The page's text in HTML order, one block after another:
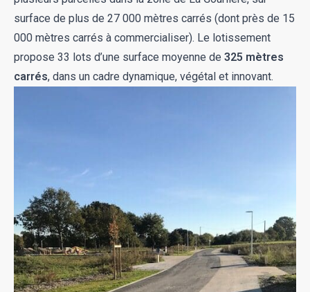
surface de plus de 27 000 mètres carrés (dont près de 15
000 mètres carrés à commercialiser). Le lotissement
propose 33 lots d’une surface moyenne de 325 mètres
carrés, dans un cadre dynamique, végétal et innovant.